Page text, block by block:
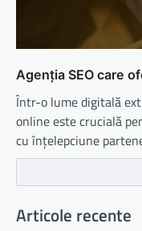
Agenția SEO care
Într-o lume digitală
online este crucială
cu înțelepciune
Articole recente